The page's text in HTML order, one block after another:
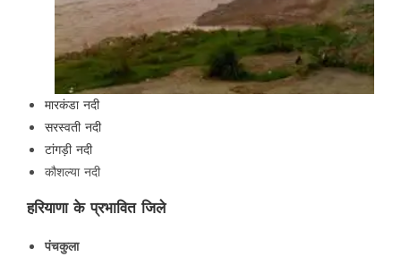
मारकंडा नदी
सरस्वती नदी
टांगड़ी नदी
कौशल्या नदी
हरियाणा के प्रभावित जिले
पंचकुला